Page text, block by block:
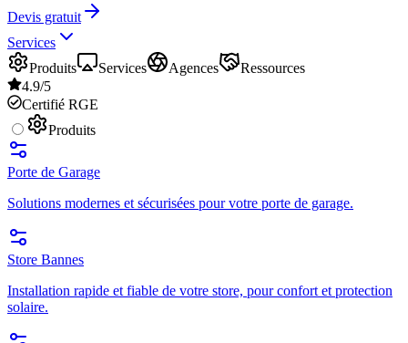
Devis gratuit
Services
Produits
Services Agences
Ressources
4.9/5
Certifié RGE
Produits
Porte de Garage
Solutions modernes et sécurisées pour votre porte de garage.
Store Bannes
Installation rapide et fiable de votre store, pour confort et protection
solaire.